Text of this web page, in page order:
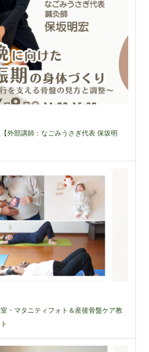
外部講師：なごみうさぎ代表 保坂明
室・マタニティフォト＆産後骨盤ケア教